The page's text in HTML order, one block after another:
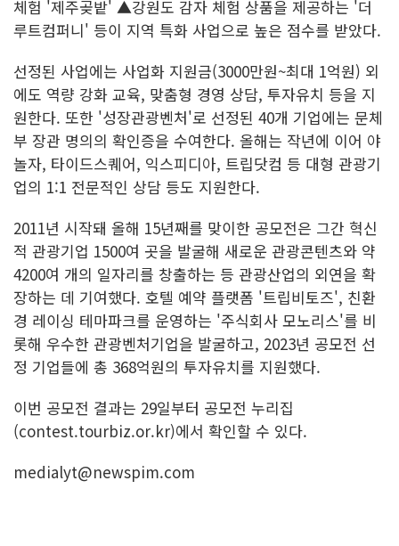
체험 '제주곶밭' ▲강원도 감자 체험 상품을 제공하는 '더
루트컴퍼니' 등이 지역 특화 사업으로 높은 점수를 받았다.
선정된 사업에는 사업화 지원금(3000만원~최대 1억원) 외
에도 역량 강화 교육, 맞춤형 경영 상담, 투자유치 등을 지
원한다. 또한 '성장관광벤처'로 선정된 40개 기업에는 문체
부 장관 명의의 확인증을 수여한다. 올해는 작년에 이어 야
놀자, 타이드스퀘어, 익스피디아, 트립닷컴 등 대형 관광기
업의 1:1 전문적인 상담 등도 지원한다.
2011년 시작돼 올해 15년째를 맞이한 공모전은 그간 혁신
적 관광기업 1500여 곳을 발굴해 새로운 관광콘텐츠와 약
4200여 개의 일자리를 창출하는 등 관광산업의 외연을 확
장하는 데 기여했다. 호텔 예약 플랫폼 '트립비토즈', 친환
경 레이싱 테마파크를 운영하는 '주식회사 모노리스'를 비
롯해 우수한 관광벤처기업을 발굴하고, 2023년 공모전 선
정 기업들에 총 368억원의 투자유치를 지원했다.
이번 공모전 결과는 29일부터 공모전 누리집
(contest.tourbiz.or.kr)에서 확인할 수 있다.
medialyt@newspim.com